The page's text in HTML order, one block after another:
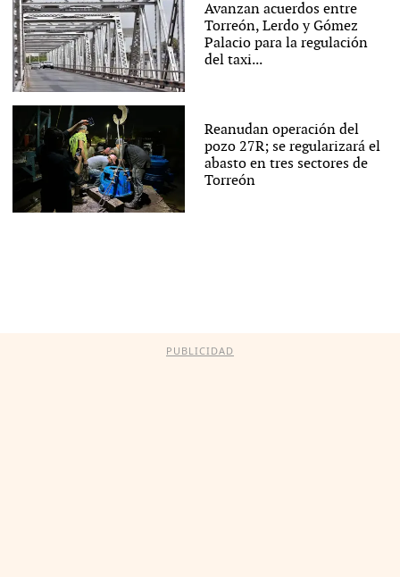
Avanzan acuerdos entre
Torreón, Lerdo y Gómez
Palacio para la regulación
del taxi...
Reanudan operación del
pozo 27R; se regularizará el
abasto en tres sectores de
Torreón
PUBLICIDAD